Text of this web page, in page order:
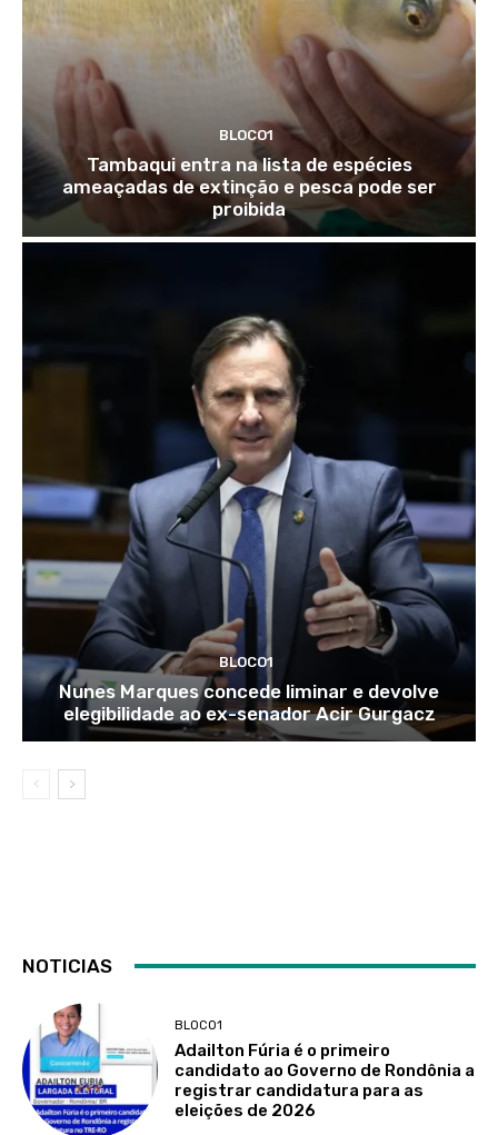
BLOCO1
Tambaqui entra na lista de espécies
ameaçadas de extinção e pesca pode ser
proibida
BLOCO1
Nunes Marques concede liminar e devolve
elegibilidade ao ex-senador Acir Gurgacz
NOTICIAS
BLOCO1
Adailton Fúria é o primeiro
candidato ao Governo de Rondônia a
registrar candidatura para as
eleições de 2026